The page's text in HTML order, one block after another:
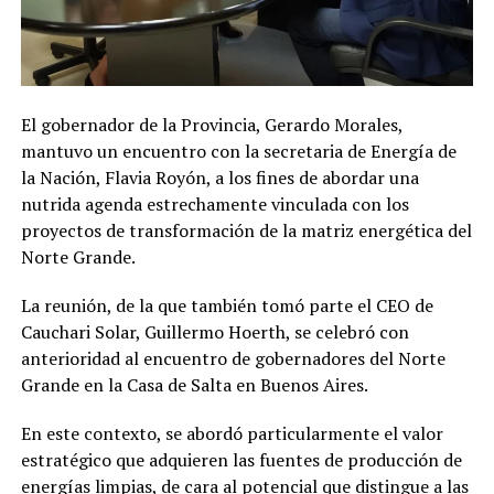
El gobernador de la Provincia, Gerardo Morales,
mantuvo un encuentro con la secretaria de Energía de
la Nación, Flavia Royón, a los fines de abordar una
nutrida agenda estrechamente vinculada con los
proyectos de transformación de la matriz energética del
Norte Grande.
La reunión, de la que también tomó parte el CEO de
Cauchari Solar, Guillermo Hoerth, se celebró con
anterioridad al encuentro de gobernadores del Norte
Grande en la Casa de Salta en Buenos Aires.
En este contexto, se abordó particularmente el valor
estratégico que adquieren las fuentes de producción de
energías limpias, de cara al potencial que distingue a las